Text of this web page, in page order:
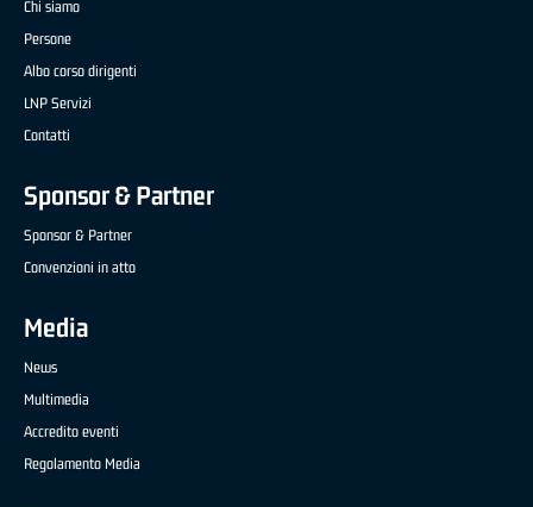
Chi siamo
Persone
Albo corso dirigenti
LNP Servizi
Contatti
Sponsor & Partner
Sponsor & Partner
Convenzioni in atto
Media
News
Multimedia
Accredito eventi
Regolamento Media